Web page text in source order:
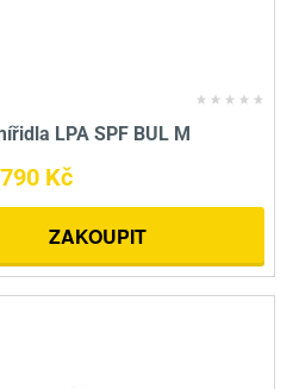
LPA SPF BUL M
Kč
ZAKOUPIT